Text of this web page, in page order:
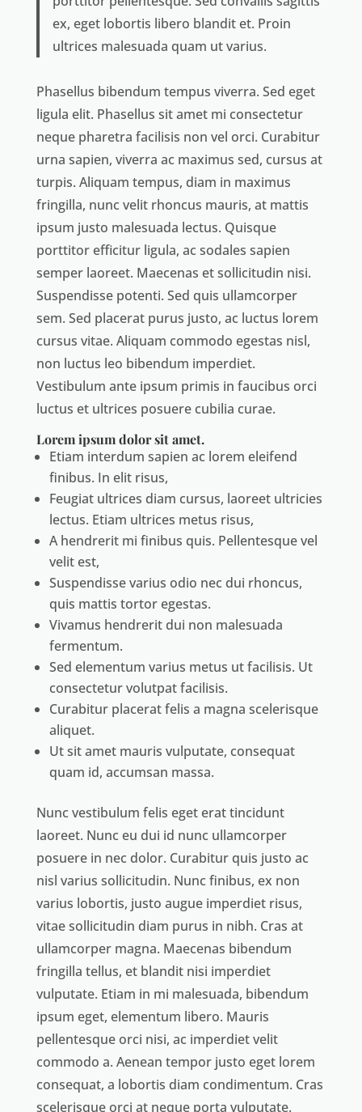
ex, eget lobortis libero blandit et. Proin
ultrices malesuada quam ut varius.
Phasellus bibendum tempus viverra. Sed eget
ligula elit. Phasellus sit amet mi consectetur
neque pharetra facilisis non vel orci. Curabitur
urna sapien, viverra ac maximus sed, cursus at
turpis. Aliquam tempus, diam in maximus
fringilla, nunc velit rhoncus mauris, at mattis
ipsum justo malesuada lectus. Quisque
porttitor efficitur ligula, ac sodales sapien
semper laoreet. Maecenas et sollicitudin nisi.
Suspendisse potenti. Sed quis ullamcorper
sem. Sed placerat purus justo, ac luctus lorem
cursus vitae. Aliquam commodo egestas nisl,
non luctus leo bibendum imperdiet.
Vestibulum ante ipsum primis in faucibus orci
luctus et ultrices posuere cubilia curae.
Lorem ipsum dolor sit amet.
Etiam interdum sapien ac lorem eleifend
finibus. In elit risus,
Feugiat ultrices diam cursus, laoreet ultricies
lectus. Etiam ultrices metus risus,
A hendrerit mi finibus quis. Pellentesque vel
velit est,
Suspendisse varius odio nec dui rhoncus,
quis mattis tortor egestas.
Vivamus hendrerit dui non malesuada
fermentum.
Sed elementum varius metus ut facilisis. Ut
consectetur volutpat facilisis.
Curabitur placerat felis a magna scelerisque
aliquet.
Ut sit amet mauris vulputate, consequat
quam id, accumsan massa.
Nunc vestibulum felis eget erat tincidunt
laoreet. Nunc eu dui id nunc ullamcorper
posuere in nec dolor. Curabitur quis justo ac
nisl varius sollicitudin. Nunc finibus, ex non
varius lobortis, justo augue imperdiet risus,
vitae sollicitudin diam purus in nibh. Cras at
ullamcorper magna. Maecenas bibendum
fringilla tellus, et blandit nisi imperdiet
vulputate. Etiam in mi malesuada, bibendum
ipsum eget, elementum libero. Mauris
pellentesque orci nisi, ac imperdiet velit
commodo a. Aenean tempor justo eget lorem
consequat, a lobortis diam condimentum. Cras
scelerisque orci at neque porta vulputate.